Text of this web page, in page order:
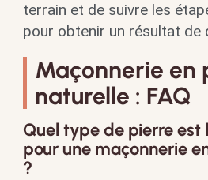
terrain et de suivre les
pour obtenir un résultat de
Maçonnerie en
naturelle : FAQ
Quel type de pierre
pour une maçonnerie
?